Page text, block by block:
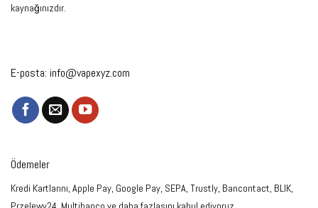
kaynağınızdır.
E-posta: info@vapexyz.com
Ödemeler
Kredi Kartlarını, Apple Pay, Google Pay, SEPA, Trustly, Bancontact, BLIK,